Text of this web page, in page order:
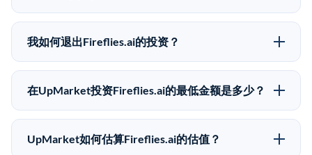
应做好可能全部损失的准备。私有公司的估值在融资轮
次之间可能大幅波动。投资者应在投资前咨询其财务顾
在Pre-IPO交易中，合格投资者通过二级市场平台从现有
股东（如员工、早期投资者或其他持有人）处购买股
为FINRA注册的经纪交易商促成这些交易，代表双方处
理合规、文件和结算事宜。
我如何退出Fireflies.ai的投资？
Pre-IPO持股主要有两种退出途径：在二级市场将股份出
售给其他买家，或持有直到公司完成IPO或被收购。两
市场条件。任何退出的时间都是不可预测的，投资者应
做好多年持有的准备。
在UpMarket投资Fireflies.ai的最低金额是多少？
UpMarket上大多数Pre-IPO产品的最低投资金额为
50,000美元。具体金额可能因产品和股份供应情况而有
UpMarket如何估算Fireflies.ai的估值？